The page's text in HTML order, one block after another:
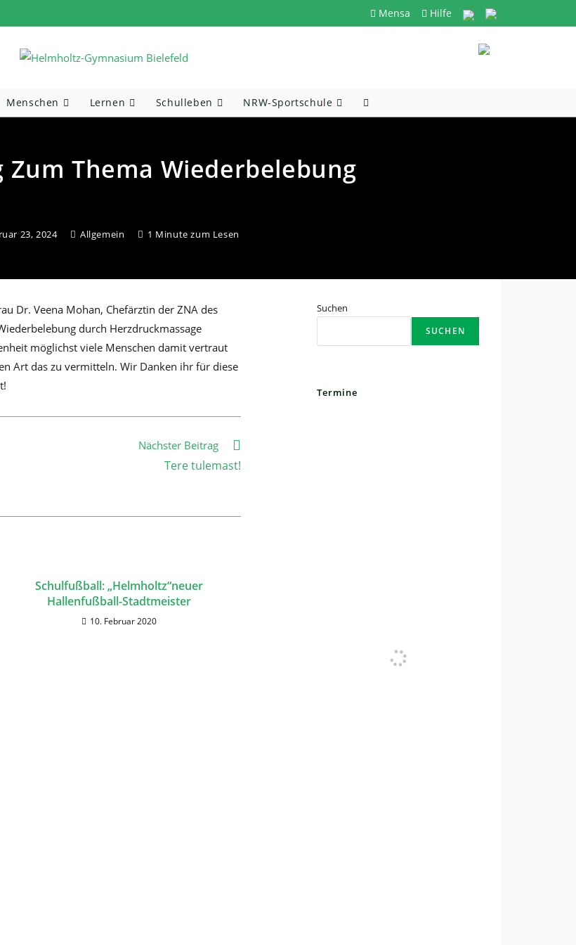
Mensa Hilfe
Menschen Lernen Schulleben NRW-Sportschule Website-
Thema Wiederbelebung
23, 2024 Allgemein 1 Minute zum Lesen
Dr. Veena Mohan, Chefärztin der ZNA des
durch Herzdruckmassage
möglichst viele Menschen damit vertraut
Art das zu vermitteln. Wir Danken ihr für diese
Nächster Beitrag
Tere tulemast!
Schulfußball: „Helmholtz“neuer
Hallenfußball-Stadtmeister
10. Februar 2020
Suchen
SUCHEN
Termine